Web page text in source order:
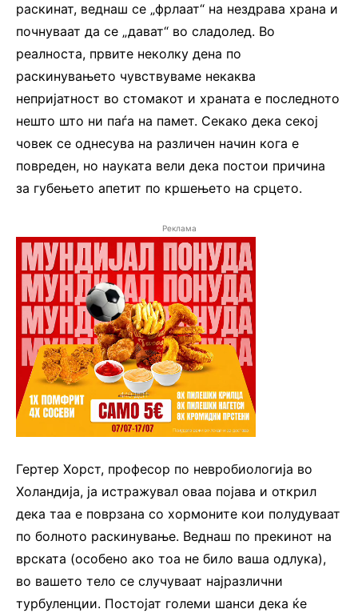
раскинат, веднаш се „фрлаат“ на нездрава храна и
почнуваат да се „дават“ во сладолед. Во
реалноста, првите неколку дена по
раскинувањето чувствуваме некаква
непријатност во стомакот и храната е последното
нешто што ни паѓа на памет. Секако дека секој
човек се однесува на различен начин кога е
повреден, но науката вели дека постои причина
за губењето апетит по кршењето на срцето.
Реклама
Гертер Хорст, професор по невробиологија во
Холандија, ја истражувал оваа појава и открил
дека таа е поврзана со хормоните кои полудуваат
по болното раскинување. Веднаш по прекинот на
врската (особено ако тоа не било ваша одлука),
во вашето тело се случуваат најразлични
турбуленции. Постојат големи шанси дека ќе